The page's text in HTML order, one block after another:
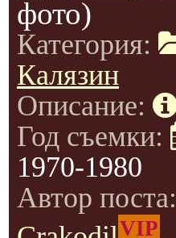
фото)
Категория:
Калязин
Описание:
Год съемки:
1970-1980
Автор
VIP